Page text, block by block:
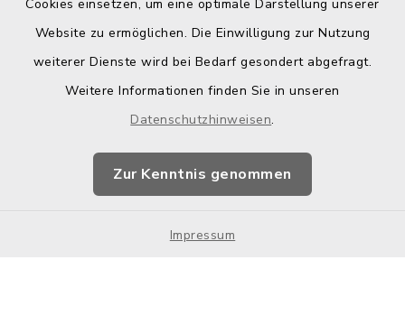
Cookies einsetzen, um eine optimale Darstellung unserer
Website zu ermöglichen. Die Einwilligung zur Nutzung
weiterer Dienste wird bei Bedarf gesondert abgefragt.
Weitere Informationen finden Sie in unseren
Datenschutzhinweisen.
Zur Kenntnis genommen
Impressum
Datenschutz
Impressum
Hotspot-Nutzung
Sitemap
Cookie-Einstellungen